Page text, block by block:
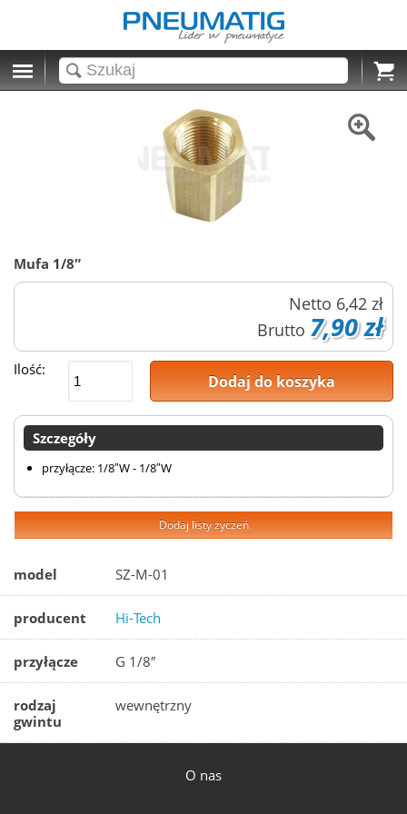
Cart
Mufa 1/8″
Netto 6,42 zł
Brutto 7,90 zł
Ilość:
Dodaj do koszyka
Szczegóły
przyłącze: 1/8″W - 1/8″W
Dodaj listy życzeń
model SZ-M-01
producent Hi-Tech
przyłącze G 1/8″
rodzaj
gwintu
wewnętrzny
O nas